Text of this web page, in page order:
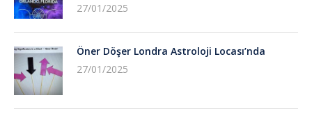
27/01/2025
Öner Döşer Londra Astroloji Locası’nda
27/01/2025